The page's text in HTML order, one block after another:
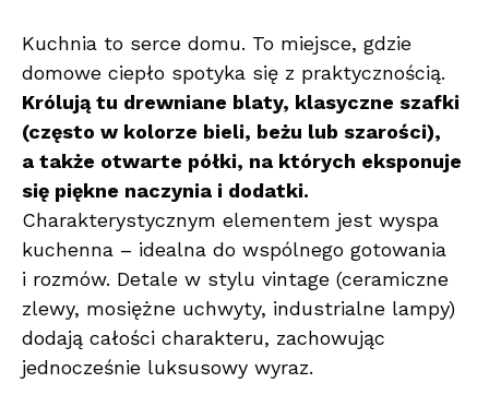
Kuchnia to serce domu. To miejsce, gdzie
domowe ciepło spotyka się z praktycznością.
Królują tu drewniane blaty, klasyczne szafki
(często w kolorze bieli, beżu lub szarości),
a także otwarte półki, na których eksponuje
się piękne naczynia i dodatki.
Charakterystycznym elementem jest wyspa
kuchenna – idealna do wspólnego gotowania
i rozmów. Detale w stylu vintage (ceramiczne
zlewy, mosiężne uchwyty, industrialne lampy)
dodają całości charakteru, zachowując
jednocześnie luksusowy wyraz.